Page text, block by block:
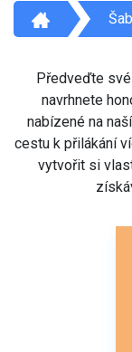
Předveďte
navrhnete
nabízené na
cestu k přilákání
vytvořit si